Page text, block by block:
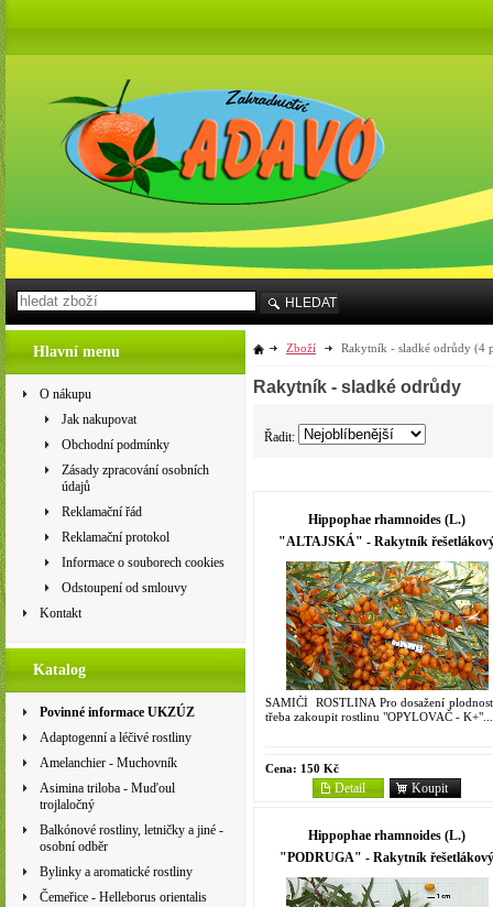
Hlavní menu
O nákupu
Jak nakupovat
Obchodní podmínky
Zásady zpracování osobních
údajů
Reklamační řád
Reklamační protokol
Informace o souborech cookies
Odstoupení od smlouvy
Kontakt
Katalog
Povinné informace UKZÚZ
Adaptogenní a léčivé rostliny
Amelanchier - Muchovník
Asimina triloba - Muďoul
trojlaločný
Balkónové rostliny, letničky a jiné -
osobní odběr
Bylinky a aromatické rostliny
Čemeřice - Helleborus orientalis
Zboží Rakytník - sladké odrůdy (4
Rakytník - sladké odrůdy
Řadit:
Hippophae rhamnoides (L.)
"ALTAJSKÁ" - Rakytník
SAMIČÍ ROSTLINA Pro dosažení
třeba zakoupit rostlinu "OPYLOVAČ -
Cena: 150 Kč
Koupit
Detail
Hippophae rhamnoides (L.)
"PODRUGA" - Rakytník řešetlákový
HLEDAT